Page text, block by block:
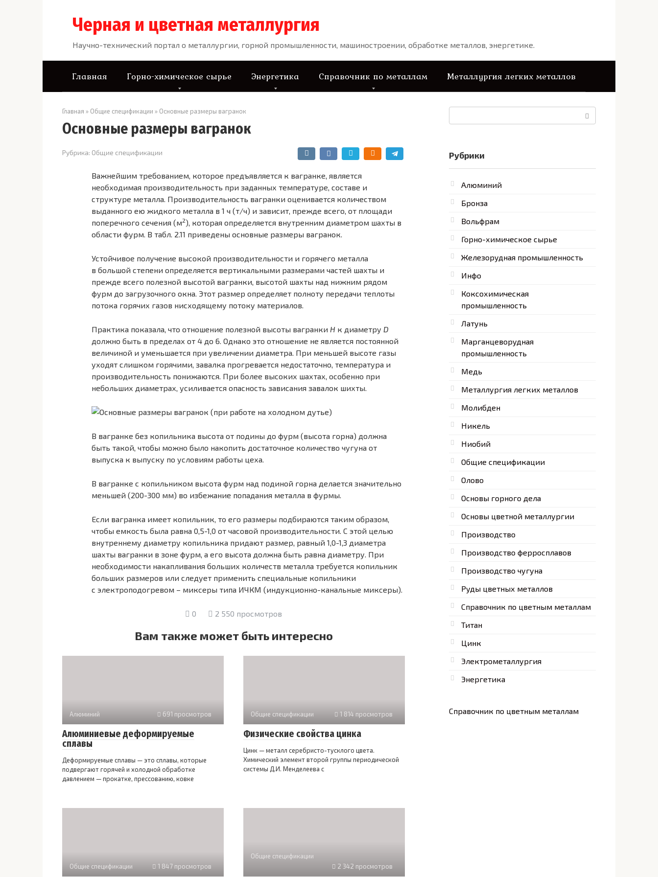
Черная и цветная металлургия
Научно-технический портал о металлургии, горной промышленности, машиностроении, обработке металлов, энергетике.
Главная Горно-химическое сырье Энергетика Справочник по металлам Металлургия легких металлов
Главная » Общие спецификации » Основные размеры вагранок
Основные размеры вагранок
Рубрика: Общие спецификации
Важнейшим требованием, которое предъявляется к вагранке, является
необходимая производительность при заданных температуре, составе и
структуре металла. Производительность вагранки оценивается количеством
выданного ею жидкого металла в 1 ч (т/ч) и зависит, прежде всего, от площади
поперечного сечения (м2), которая определяется внутренним диаметром шахты в
области фурм. В табл. 2.11 приведены основные размеры вагранок.
Устойчивое получение высокой производительности и горячего металла
в большой степени определяется вертикальными размерами частей шахты и
прежде всего полезной высотой вагранки, высотой шахты над нижним рядом
фурм до загрузочного окна. Этот размер определяет полноту передачи теплоты
потока горячих газов нисходящему потоку материалов.
Практика показала, что отношение полезной высоты вагранки H к диаметру D
должно быть в пределах от 4 до 6. Однако это отношение не является постоянной
величиной и уменьшается при увеличении диаметра. При меньшей высоте газы
уходят слишком горячими, завалка прогревается недостаточно, температура и
производительность понижаются. При более высоких шахтах, особенно при
небольших диаметрах, усиливается опасность зависания завалок шихты.
В вагранке без копильника высота от подины до фурм (высота горна) должна
быть такой, чтобы можно было накопить достаточное количество чугуна от
выпуска к выпуску по условиям работы цеха.
В вагранке с копильником высота фурм над подиной горна делается значительно
меньшей (200-300 мм) во избежание попадания металла в фурмы.
Если вагранка имеет копильник, то его размеры подбираются таким образом,
чтобы емкость была равна 0,5-1,0 от часовой производительности. С этой целью
внутреннему диаметру копильника придают размер, равный 1,0-1,3 диаметра
шахты вагранки в зоне фурм, а его высота должна быть равна диаметру. При
необходимости накапливания больших количеств металла требуется копильник
больших размеров или следует применить специальные копильники
с электроподогревом – миксеры типа ИЧКМ (индукционно-канальные миксеры).
0 2 550 просмотров
Вам также может быть интересно
Алюминий 691 просмотров
Алюминиевые деформируемые
сплавы
Деформируемые сплавы — это сплавы, которые
подвергают горячей и холодной обработке
давлением — прокатке, прессованию, ковке
Общие спецификации 1 814 просмотров
Физические свойства цинка
Цинк — металл серебристо-тусклого цвета.
Химический элемент второй группы периодической
системы Д.И. Менделеева с
Общие спецификации 1 847 просмотров
Общие спецификации
2 342 просмотров
Рубрики
Алюминий
Бронза
Вольфрам
Горно-химическое сырье
Железорудная промышленность
Инфо
Коксохимическая
промышленность
Латунь
Марганцеворудная
промышленность
Медь
Металлургия легких металлов
Молибден
Никель
Ниобий
Общие спецификации
Олово
Основы горного дела
Основы цветной металлургии
Производство
Производство ферросплавов
Производство чугуна
Руды цветных металлов
Справочник по цветным металлам
Титан
Цинк
Электрометаллургия
Энергетика
Справочник по цветным металлам